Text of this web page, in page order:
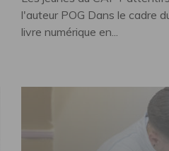
l'auteur POG Dans le cadre
livre numérique en...